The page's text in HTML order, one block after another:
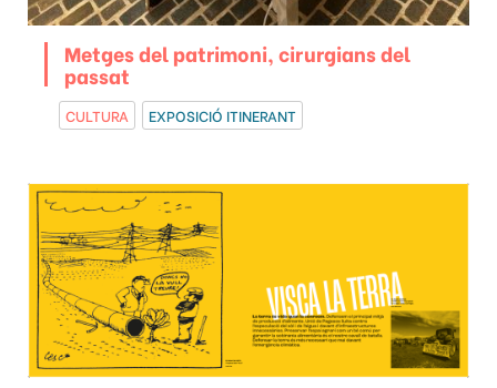
Metges del patrimoni, cirurgians del
passat
CULTURA EXPOSICIÓ ITINERANT